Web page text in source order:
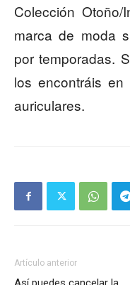
Colección
marca de moda
por temporadas.
los encontráis
auriculares.
Artículo anterior